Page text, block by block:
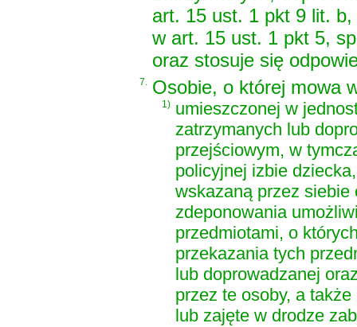
art. 15 ust. 1 pkt 9 lit.
w art. 15 ust. 1 pkt 5,
oraz stosuje się
7. Osobie, o której mowa
1) umieszczonej w
zatrzymanych lub
przejściowym, w
policyjnej izbie
wskazaną przez
zdeponowania
przedmiotami, o
przekazania tych
lub doprowadzanej
przez te osoby, a
lub zajęte w drodze